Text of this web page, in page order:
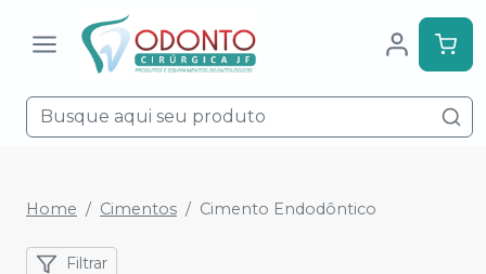
Home Cimentos Cimento Endodôntico
Filtrar